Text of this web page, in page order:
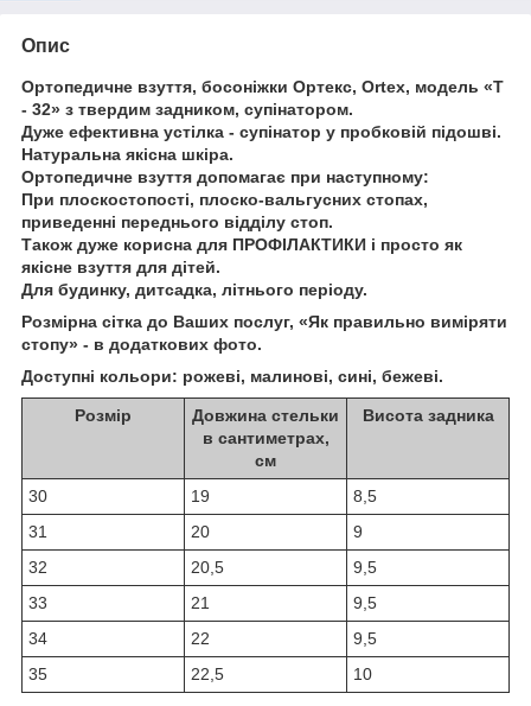
Опис
Ортопедичне взуття, босоніжки Ортекс, Ortex, модель «Т
- 32» з твердим задником, супінатором.
Дуже ефективна устілка - супінатор у пробковій підошві.
Натуральна якісна шкіра.
Ортопедичне взуття допомагає при наступному:
При плоскостопості, плоско-вальгусних стопах,
приведенні переднього відділу стоп.
Також дуже корисна для ПРОФІЛАКТИКИ і просто як
якісне взуття для дітей.
Для будинку, дитсадка, літнього періоду.
Розмірна сітка до Ваших послуг, «Як правильно виміряти
стопу» - в додаткових фото.
Доступні кольори: рожеві, малинові, сині, бежеві.
Розмір
Довжина стельки
в сантиметрах,
см
Висота задника
30 19
8,5
31
20
9
32
20,5
9,5
33
21
9,5
34
22
9,5
35
22,5 10